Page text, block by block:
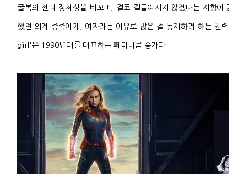
굴복의 젠더 정체성을 비꼬며, 결코 길들여지지 않겠다는 저항이
했던 외계 종족에게, 여자라는 이유로 많은 걸 통제하려 하는 권
girl'은 1990년대를 대표하는 페미니즘 송가다.